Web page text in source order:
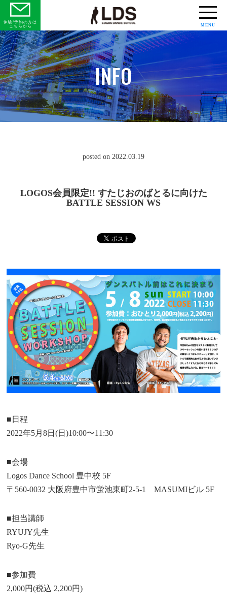
MENU
体験/予約の方は
こちらから
INFO
posted on 2022.03.19
LOGOS会員限定!! すたじおのばとるに向けた
BATTLE SESSION WS
■日程
2022年5月8日(日)10:00〜11:30
■会場
Logos Dance School 豊中校 5F
〒560-0032 大阪府豊中市蛍池東町2-5-1 MASUMIビル 5F
■担当講師
RYUJY先生
Ryo-G先生
■参加費
2,000円(税込 2,200円)